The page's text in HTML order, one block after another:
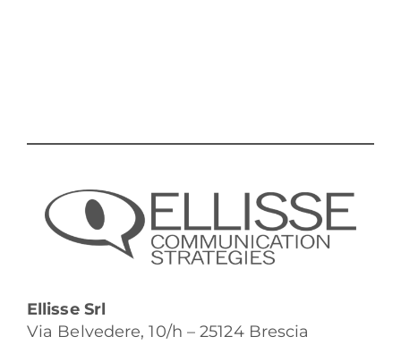
Ellisse Srl
Via Belvedere, 10/h – 25124 Brescia